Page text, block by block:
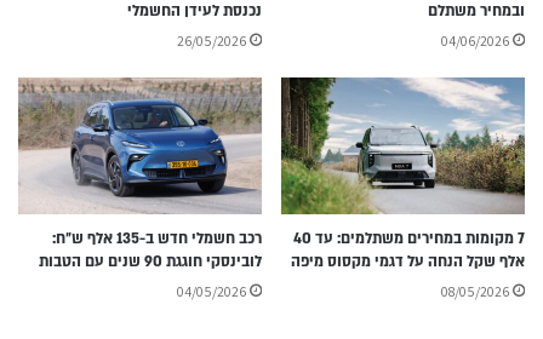
ובמחיר משתלם
04/06/2026
נכנסת לעידן החשמלי
26/05/2026
7 מקומות במחירים משתלמים: עד 40
אלף שקל הנחה על דגמי מקסוס מיפה
08/05/2026
רכב חשמלי חדש ב-135 אלף ש״ח:
לובינסקי חוגגת 90 שנים עם הטבות
04/05/2026